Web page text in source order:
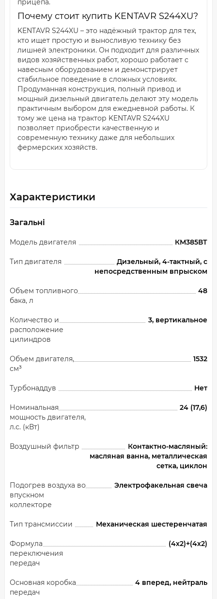
прицепа.
Почему стоит купить KENTAVR S244XU?
KENTAVR S244XU – это надёжный трактор для тех,
кто ищет простую и выносливую технику без
лишней электроники. Он подходит для различных
видов хозяйственных работ, хорошо работает с
навесным оборудованием и демонстрирует
стабильное поведение в сложных условиях.
Продуманная конструкция, полный привод и
мощный дизельный двигатель делают эту модель
практичным выбором для ежедневной работы. К
тому же цена на трактор KENTAVR S244XU
позволяет приобрести качественную и
современную технику даже для небольших
фермерских хозяйств.
Характеристики
Загальні
Модель двигателя КМ385ВТ
Тип двигателя
Дизельный, 4-тактный, с
непосредственным впрыском
Объем топливного
бака, л
48
Количество и
расположение
цилиндров
3, вертикальное
Объем двигателя,
см³
1532
Турбонаддув Нет
Номинальная
мощность двигателя,
л.с. (кВт)
24 (17,6)
Воздушный фильтр
Контактно-масляный:
масляная ванна, металлическая
сетка, циклон
Подогрев воздуха во
впускном
коллекторе
Электрофакельная свеча
Тип трансмиссии Механическая шестеренчатая
Формула
переключения
передач
(4х2)+(4х2)
Основная коробка
передач
4 вперед, нейтраль